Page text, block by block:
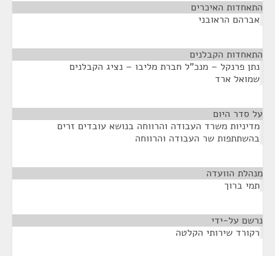
התאחדות האיכרים
אברהם הראובני
התאחדות הקבלנים
נתן פרנקל – מנכ"ל חברת מליבו – נציג הקבלנים
שמואל ארד
על סדר היום
מדיניות משרד העבודה והרווחה בנושא עובדים זרים
בהשתתפות שר העבודה והרווחה
מנהלת הוועדה
תמי ברוך
נרשם על-ידי
רקורד שירותי הקלטה